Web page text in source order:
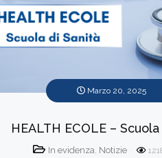
Marzo 20, 2025
HEALTH ECOLE –
In evidenza Notizie